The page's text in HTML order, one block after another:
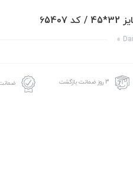
3 روز ضمانت بازگشت